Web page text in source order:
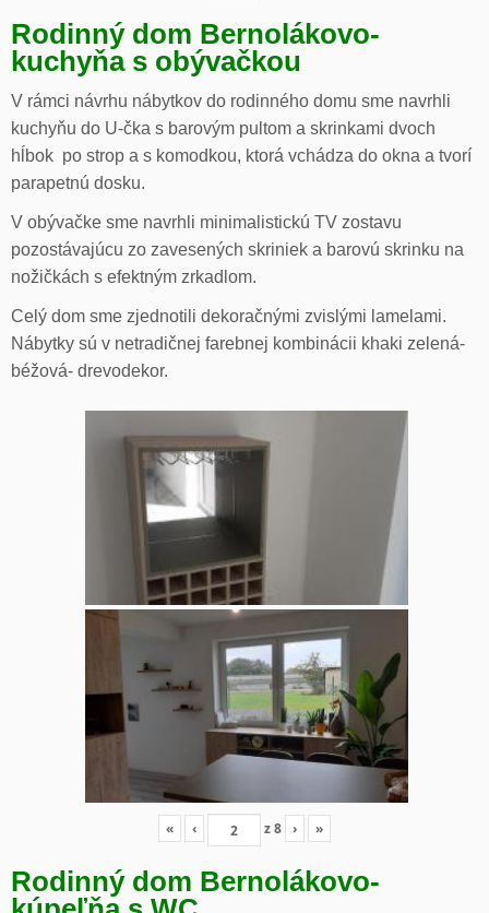
Rodinný dom Bernolákovo-
kuchyňa s obývačkou
V rámci návrhu nábytkov do rodinného domu sme navrhli
kuchyňu do U-čka s barovým pultom a skrinkami dvoch
hĺbok po strop a s komodkou, ktorá vchádza do okna a tvorí
parapetnú dosku.
V obývačke sme navrhli minimalistickú TV zostavu
pozostávajúcu zo zavesených skriniek a barovú skrinku na
nožičkách s efektným zrkadlom.
Celý dom sme zjednotili dekoračnými zvislými lamelami.
Nábytky sú v netradičnej farebnej kombinácii khaki zelená-
béžová- drevodekor.
« ‹ z8 › »
Rodinný dom Bernolákovo-